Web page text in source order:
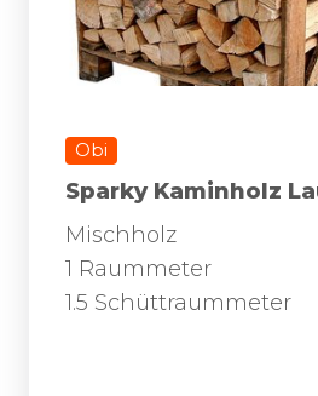
Obi
Sparky Kaminholz
Mischholz
1 Raummeter
1.5 Schüttraummeter